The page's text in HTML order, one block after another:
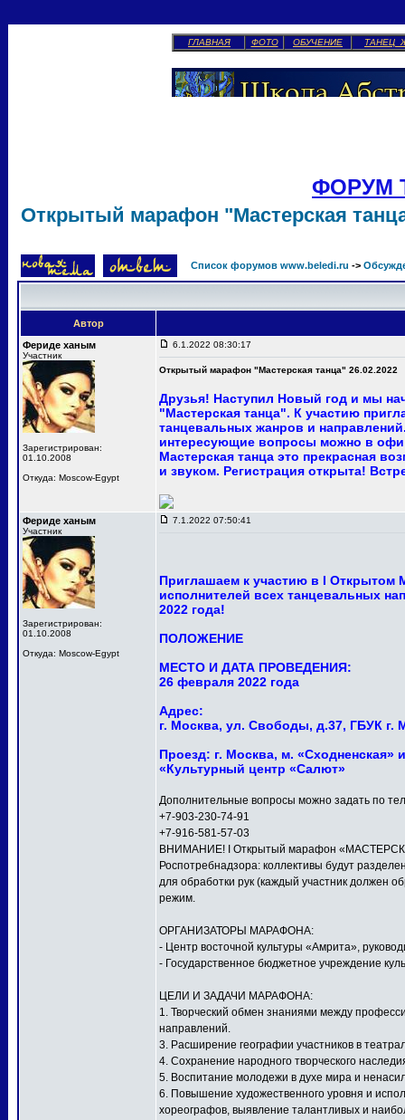
ГЛАВНАЯ ФОТО ОБУЧЕНИЕ ТАНЕЦ
ФОРУМ
Открытый марафон "Мастерская
Список форумов www.beledi.ru ->
Автор
Фериде ханым
Участник
Зарегистрирован:
01.10.2008
Откуда: Moscow-Egypt
6.1.2022 08:30:17
Открытый марафон "Мастерская танца" 26.02.2022
Друзья! Наступил Новый год и мы
"Мастерская танца". К участию
танцевальных жанров и
интересующие вопросы можно в
Мастерская танца это прекрасная
и звуком. Регистрация открыта!
Фериде ханым
Участник
Зарегистрирован:
01.10.2008
Откуда: Moscow-Egypt
7.1.2022 07:50:41
Приглашаем к участию в I
исполнителей всех танцевальных
2022 года!
ПОЛОЖЕНИЕ
МЕСТО И ДАТА ПРОВЕДЕНИЯ:
26 февраля 2022 года
Адрес:
г. Москва, ул. Свободы, д.37, ГБУК
Проезд: г. Москва, м. «Сходненская»
«Культурный центр «Салют»
Дополнительные вопросы можно задать по
+7-903-230-74-91
+7-916-581-57-03
ВНИМАНИЕ! I Открытый марафон
Роспотребнадзора: коллективы будут
для обработки рук (каждый участник должен
режим.
ОРГАНИЗАТОРЫ МАРАФОНА:
- Центр восточной культуры «Амрита»,
- Государственное бюджетное учреждение
ЦЕЛИ И ЗАДАЧИ МАРАФОНА:
1. Творческий обмен знаниями между
направлений.
3. Расширение географии участников в
4. Сохранение народного творческого
5. Воспитание молодежи в духе мира и
6. Повышение художественного уровня и
хореографов, выявление талантливых и